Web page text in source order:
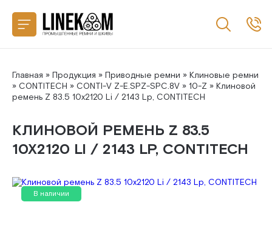
Главная » Продукция » Приводные ремни » Клиновые ремни
» CONTITECH » CONTI-V Z-E.SPZ-SPC.8V » 10-Z » Клиновой
ремень Z 83.5 10x2120 Li / 2143 Lp, CONTITECH
КЛИНОВОЙ РЕМЕНЬ Z 83.5
10X2120 LI / 2143 LP, CONTITECH
В наличии
Назад
SANLUX
MEGADYNE
MITSUBOSHI